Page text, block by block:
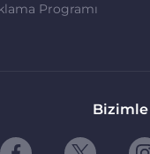
Programı